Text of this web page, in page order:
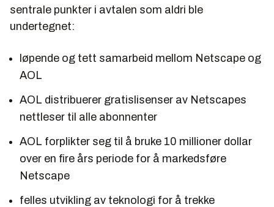
sentrale punkter i avtalen som aldri ble
undertegnet:
løpende og tett samarbeid mellom Netscape og
AOL
AOL distribuerer gratislisenser av Netscapes
nettleser til alle abonnenter
AOL forplikter seg til å bruke 10 millioner dollar
over en fire års periode for å markedsføre
Netscape
felles utvikling av teknologi for å trekke